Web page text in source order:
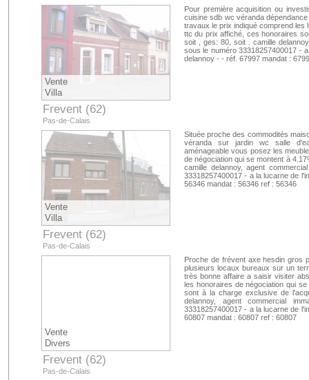
Vente
Villa
Frevent (62)
Pas-de-Calais
Pour première acquisition ou
cuisine sdb wc véranda
travaux le prix indiqué comprend les
ttc du prix affiché, ces honoraires
soit , ges: 80, soit . camille
sous le numéro 33318257400017 -
delannoy - - réf. 67997 mandat :
Vente
Villa
Frevent (62)
Pas-de-Calais
Située proche des commodités
véranda sur jardin wc salle
aménageable vous posez les
de négociation qui se montent à
camille delannoy, agent
33318257400017 - a la lucarne de
56346 mandat : 56346 ref : 56346
Vente
Divers
Frevent (62)
Pas-de-Calais
Proche de frévent axe hesdin gros
plusieurs locaux bureaux sur un
très bonne affaire a saisir visiter
les honoraires de négociation qui
sont à la charge exclusive de
delannoy, agent commercial
33318257400017 - a la lucarne de
60807 mandat : 60807 ref : 60807